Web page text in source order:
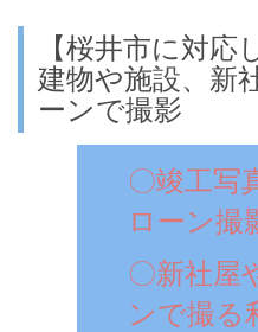
【桜井市に対応
建物や施設、新
ーンで撮影
〇竣工写
ローン撮
〇新社屋
ンで撮る